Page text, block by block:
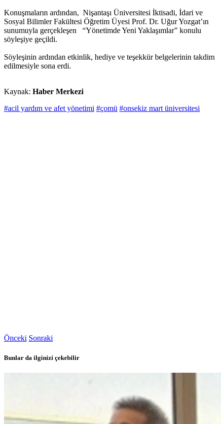
Konuşmaların ardından, Nişantaşı Üniversitesi İktisadi, İdari ve
Sosyal Bilimler Fakültesi Öğretim Üyesi Prof. Dr. Uğur Yozgat’ın
sunumuyla gerçekleşen “Yönetimde Yeni Yaklaşımlar” konulu
söyleşiye geçildi.
Söyleşinin ardından etkinlik, hediye ve teşekkür belgelerinin takdim
edilmesiyle sona erdi.
Kaynak: Haber Merkezi
#acil yardım ve afet yönetimi #çomü #onsekiz mart üniversitesi
Önceki Sonraki
Bunlar da ilginizi çekebilir